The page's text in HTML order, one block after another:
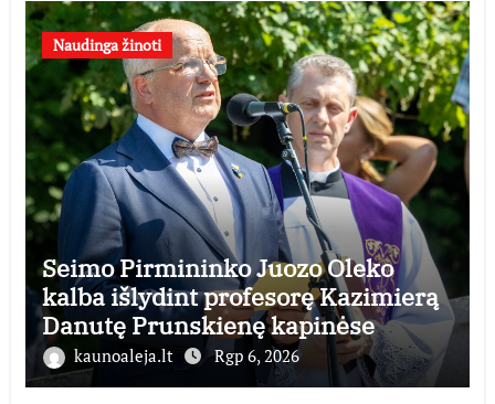
Naudinga žinoti
Seimo Pirmininko Juozo Oleko
kalba išlydint profesorę Kazimierą
Danutę Prunskienę kapinėse
kaunoaleja.lt Rgp 6, 2026